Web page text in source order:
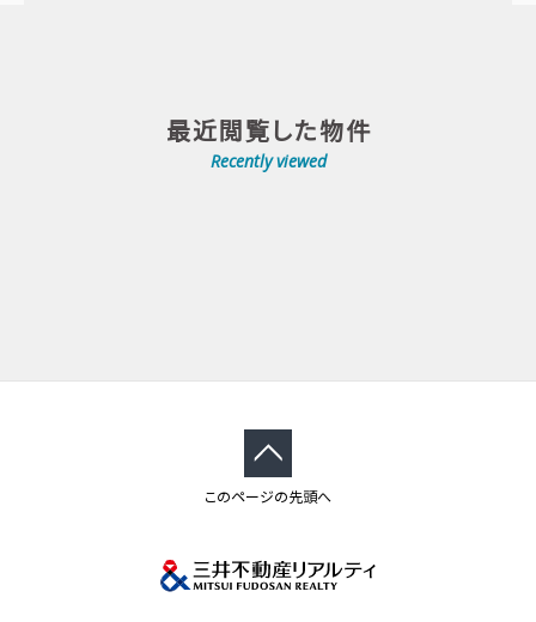
最近閲覧した物件
Recently viewed
このページの先頭へ